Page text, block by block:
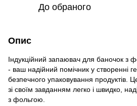
До обраного
Опис
Індукційний запаювач для баночок з
- ваш надійний помічник у створенні
безпечного упаковування продуктів.
зі своїм завданням легко і швидко,
з фольгою.